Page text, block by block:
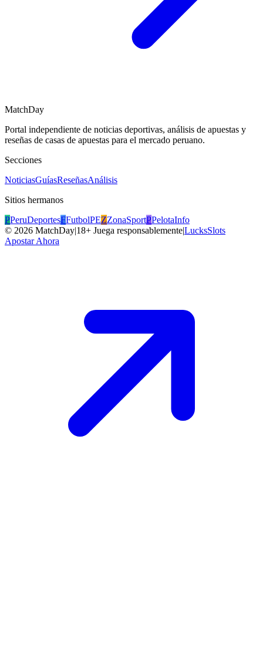
MatchDay
Portal independiente de noticias deportivas, análisis de apuestas y
reseñas de casas de apuestas para el mercado peruano.
Secciones
NoticiasGuíasReseñasAnálisis
Sitios hermanos
PPeruDeportesFFutbolPEZZonaSportPPelotaInfo
© 2026 MatchDay|18+ Juega responsablemente|LucksSlots
Apostar Ahora